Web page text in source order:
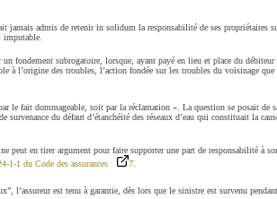
admis de retenir in solidum la responsabilité de ses propriétaires
imputable.
fondement subrogatoire, lorsque, ayant payé en lieu et place du
l’origine des troubles, l’action fondée sur les troubles du voisinage
le fait dommageable, soit par la réclamation ». La question se posait
du défaut d’étanchéité des réseaux d’eau qui constituait la
en tirer argument pour faire supporter une part de responsabilité à
1-1 du Code des assurances 7.
l’assureur est tenu à garantie, dès lors que le sinistre est survenu